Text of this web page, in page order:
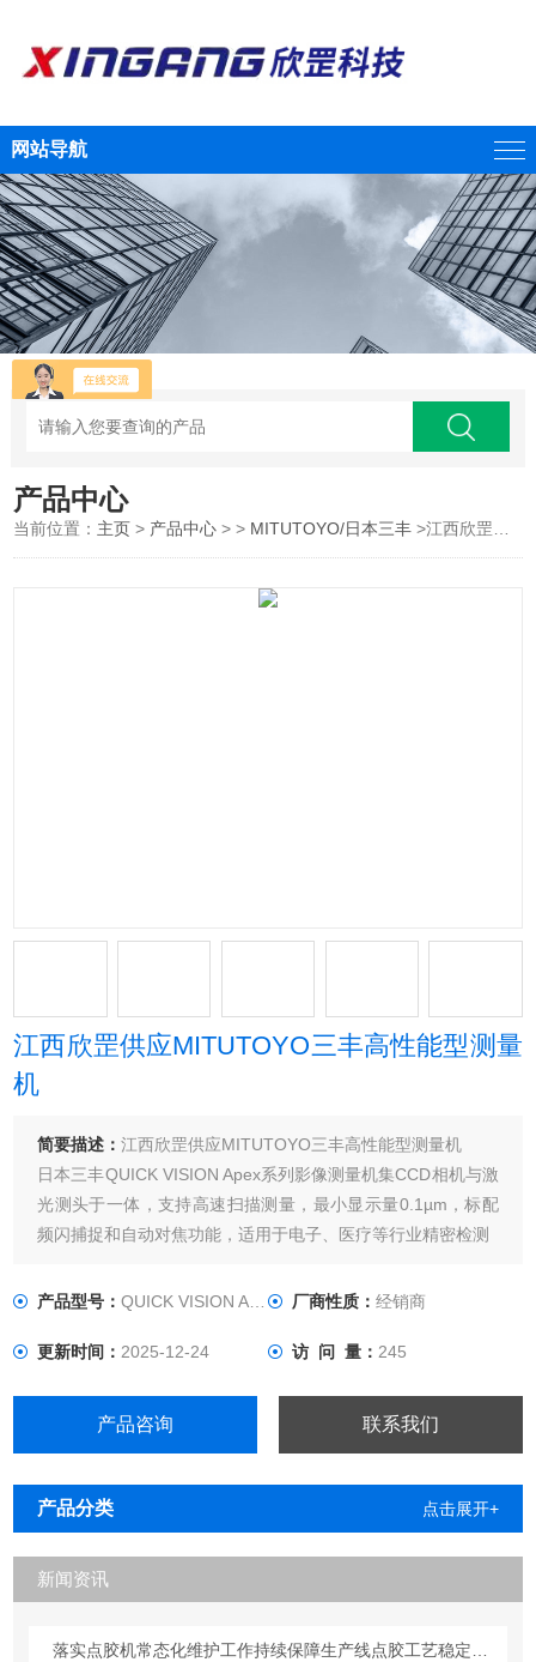
网站导航
产品中心
当前位置： 主页 > 产品中心 > > MITUTOYO/日本三丰 >江西欣罡供应MITUTOYO三丰高性能型测量机
江西欣罡供应MITUTOYO三丰高性能型测量
机
简要描述：江西欣罡供应MITUTOYO三丰高性能型测量机
日本三丰QUICK VISION Apex系列影像测量机集CCD相机与激
光测头于一体，支持高速扫描测量，最小显示量0.1µm，标配
频闪捕捉和自动对焦功能，适用于电子、医疗等行业精密检测
产品型号：QUICK VISION Apex系列 厂商性质： 经销商
更新时间：2025-12-24 访 问 量： 245
产品咨询 联系我们
产品分类 点击展开+
新闻资讯
落实点胶机常态化维护工作持续保障生产线点胶工艺稳定合规